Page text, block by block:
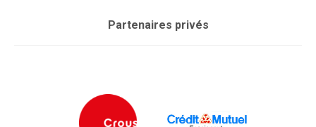
Partenaires privés